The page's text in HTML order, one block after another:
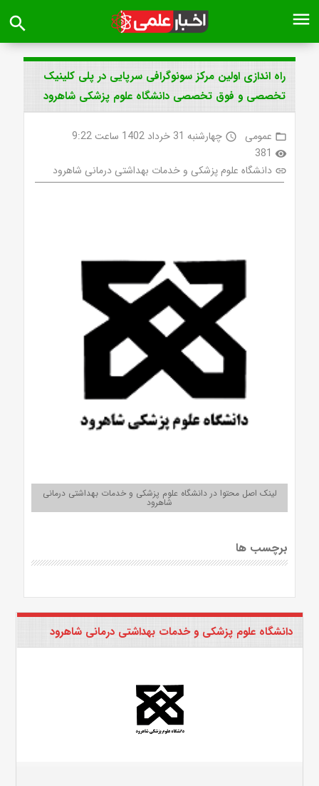
menu
search
راه اندازی اولین مرکز سونوگرافی سرپایی در پلی کلینیک
تخصصی و فوق تخصصی دانشگاه علوم پزشکی شاهرود
folder_open عمومی access_time چهارشنبه 31 خرداد 1402 ساعت 9:22
visibility
381
link دانشگاه علوم پزشکی و خدمات بهداشتی درمانی شاهرود
لینک اصل محتوا در دانشگاه علوم پزشکی و خدمات بهداشتی درمانی
شاهرود
برچسب ها
دانشگاه علوم پزشکی و خدمات بهداشتی درمانی شاهرود